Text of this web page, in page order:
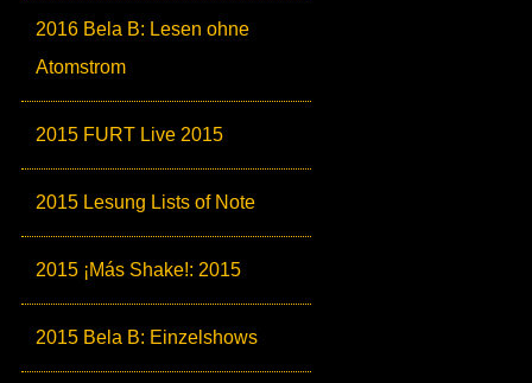
2016 Bela B: Lesen ohne
Atomstrom
2015 FURT Live 2015
2015 Lesung Lists of Note
2015 ¡Más Shake!: 2015
2015 Bela B: Einzelshows